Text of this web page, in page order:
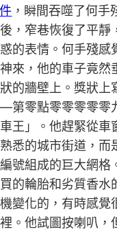
，瞬間吞噬了何手
，窄巷恢復了平靜
的表情。何手殘感
來，他的車子竟然
的牆壁上。獎狀上
零點零零零零零
王」。他趕緊從車
悉的城市街道，而
號組成的巨大網格
的輪胎和劣質香水
變化的，有時感覺
。他試圖按喇叭，